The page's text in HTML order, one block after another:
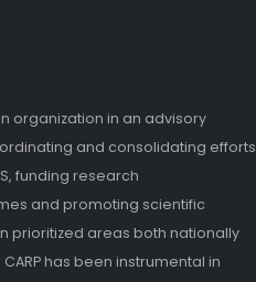
organization in an advisory
and consolidating efforts
funding research
and promoting scientific
prioritized areas both nationally
has been instrumental in